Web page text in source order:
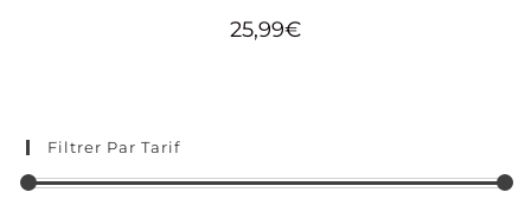
25,99€
Filtrer Par Tarif